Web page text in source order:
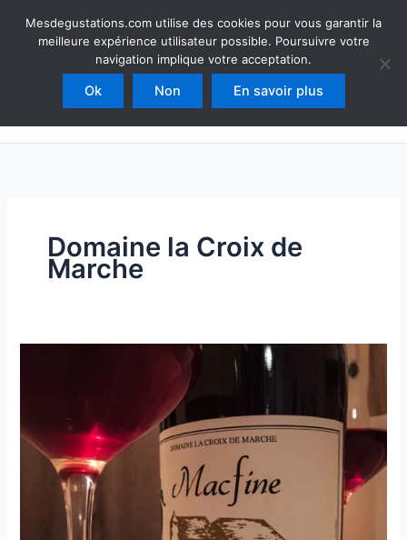
Mesdegustations
Dégustations, accords & autour du vin
Rechercher
Domaine la Croix de
Marche
Mesdegustations.com utilise des cookies pour vous garantir la
meilleure expérience utilisateur possible. Poursuivre votre
navigation implique votre acceptation.
Ok Non En savoir plus